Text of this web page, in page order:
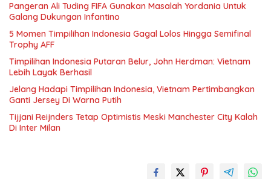
Pangeran Ali Tuding FIFA Gunakan Masalah Yordania Untuk
Galang Dukungan Infantino
5 Momen Timpilihan Indonesia Gagal Lolos Hingga Semifinal
Trophy AFF
Timpilihan Indonesia Putaran Belur, John Herdman: Vietnam
Lebih Layak Berhasil
Jelang Hadapi Timpilihan Indonesia, Vietnam Pertimbangkan
Ganti Jersey Di Warna Putih
Tijjani Reijnders Tetap Optimistis Meski Manchester City Kalah
Di Inter Milan